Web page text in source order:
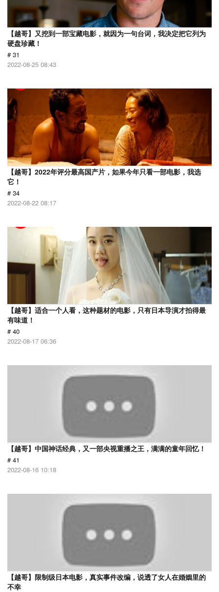
【越哥】又挖到一部宝藏电影，就因为一句台词，我决定把它列为
硬盘珍藏！
# 31
2022-08-25 08:43
【越哥】2022年评分最高国产片，如果今年只看一部电影，我选
它！
# 34
2022-08-22 08:17
【越哥】适合一个人看，这种题材的电影，只有日本导演才拍得最
有味道！
# 40
2022-08-17 06:36
【越哥】中国神话经典，又一部央视重播之王，满满的童年回忆！
# 41
2022-08-16 10:18
【越哥】限制级日本电影，真实事件改编，说透了女人在婚姻里的
不幸